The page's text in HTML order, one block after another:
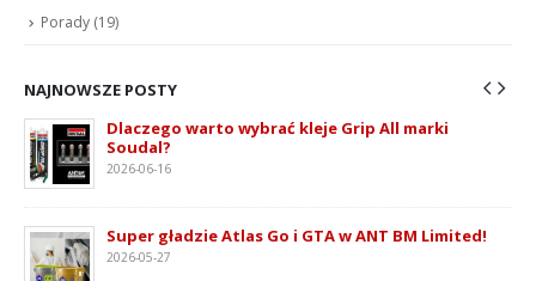
Porady (19)
NAJNOWSZE POSTY
Dlaczego warto wybrać kleje Grip All marki
Soudal?
2026-06-16
Super gładzie Atlas Go i GTA w ANT BM Limited!
2026-05-27